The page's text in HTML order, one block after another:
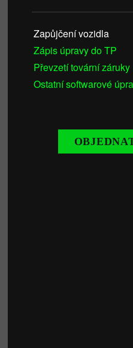
Zapůjčení vozidla
Zápis úpravy do TP
Převzetí tovární záruky
Ostatní softwarové